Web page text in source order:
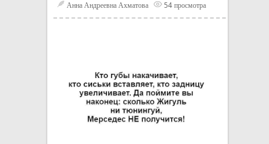
Анна Андреевна Ахматова 54 просмотра